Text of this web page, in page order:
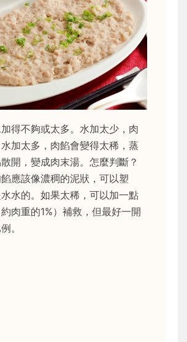
得不夠或太多。水加太少，肉
加太多，肉餡會變得太稀，蒸
開，變成肉末湯。怎麼判斷？
應該像濃稠的泥狀，可以塑
水的。如果太稀，可以加一點
肉重的1%）補救，但最好一開
。